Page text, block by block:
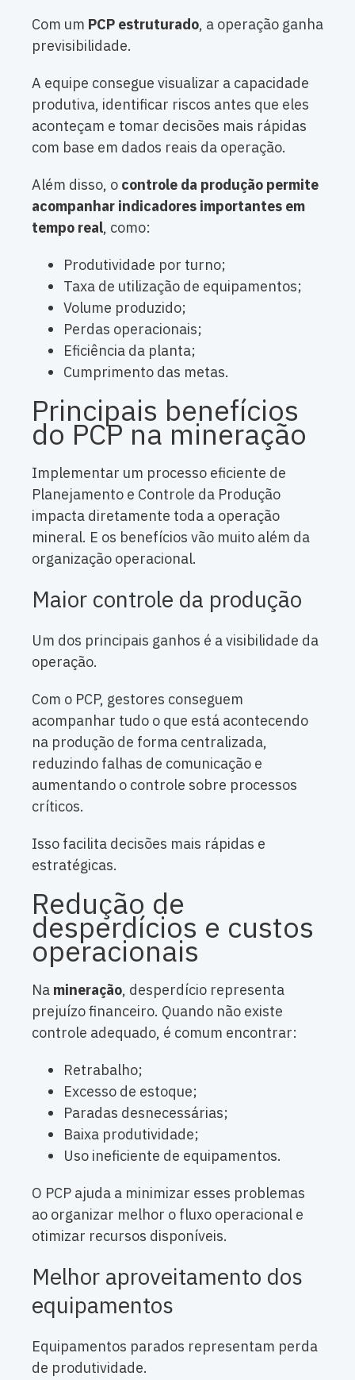
Com um PCP estruturado, a operação ganha
previsibilidade.
A equipe consegue visualizar a capacidade
produtiva, identificar riscos antes que eles
aconteçam e tomar decisões mais rápidas
com base em dados reais da operação.
Além disso, o controle da produção permite
acompanhar indicadores importantes em
tempo real, como:
Produtividade por turno;
Taxa de utilização de equipamentos;
Volume produzido;
Perdas operacionais;
Eficiência da planta;
Cumprimento das metas.
Principais benefícios
do PCP na mineração
Implementar um processo eficiente de
Planejamento e Controle da Produção
impacta diretamente toda a operação
mineral. E os benefícios vão muito além da
organização operacional.
Maior controle da produção
Um dos principais ganhos é a visibilidade da
operação.
Com o PCP, gestores conseguem
acompanhar tudo o que está acontecendo
na produção de forma centralizada,
reduzindo falhas de comunicação e
aumentando o controle sobre processos
críticos.
Isso facilita decisões mais rápidas e
estratégicas.
Redução de
desperdícios e custos
operacionais
Na mineração, desperdício representa
prejuízo financeiro. Quando não existe
controle adequado, é comum encontrar:
Retrabalho;
Excesso de estoque;
Paradas desnecessárias;
Baixa produtividade;
Uso ineficiente de equipamentos.
O PCP ajuda a minimizar esses problemas
ao organizar melhor o fluxo operacional e
otimizar recursos disponíveis.
Melhor aproveitamento dos
equipamentos
Equipamentos parados representam perda
de produtividade.